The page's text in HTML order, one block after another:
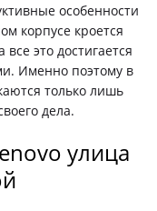
особенности
корпусе кроется
это достигается
Именно поэтому в
только лишь
дела.
улица